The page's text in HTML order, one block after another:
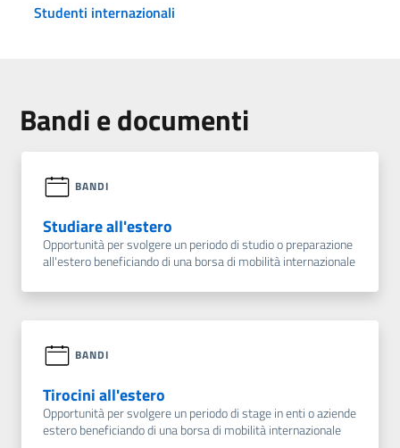
Studenti internazionali
Bandi e documenti
BANDI
Studiare all'estero
Opportunità per svolgere un periodo di studio o preparazione
all'estero beneficiando di una borsa di mobilità internazionale
BANDI
Tirocini all'estero
Opportunità per svolgere un periodo di stage in enti o aziende
estero beneficiando di una borsa di mobilità internazionale